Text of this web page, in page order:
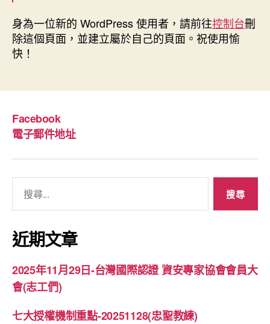
身為一位新的 WordPress 使用者，請前往控制台刪
除這個頁面，並建立屬於自己的頁面。祝使用愉
快！
Facebook
電子郵件地址
關
鍵
字:
近期文章
2025年11月29日-台灣國際認證 資安專家協會會員大
會(志工們)
七大授權機制重點-20251128(忠聖教練)